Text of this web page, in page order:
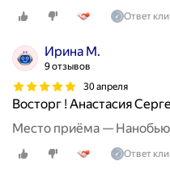
Ответ
Ирина М.
9 отзывов
30 апреля
Восторг ! Анастасия
Место приёма —
Ответ